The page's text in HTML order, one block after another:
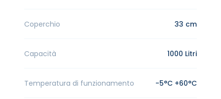
Coperchio 33 cm
Capacità 1000 Litri
Temperatura di funzionamento -5°C +60°C